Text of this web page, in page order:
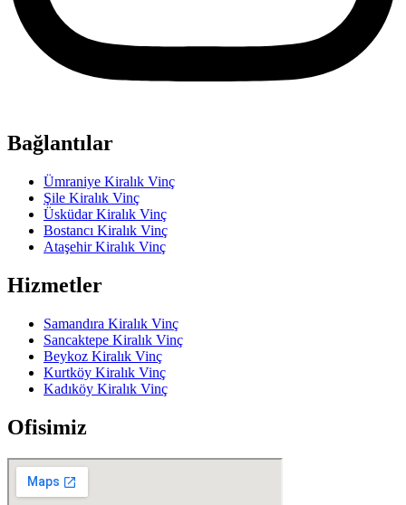
Bağlantılar
Ümraniye Kiralık Vinç
Şile Kiralık Vinç
Üsküdar Kiralık Vinç
Bostancı Kiralık Vinç
Ataşehir Kiralık Vinç
Hizmetler
Samandıra Kiralık Vinç
Sancaktepe Kiralık Vinç
Beykoz Kiralık Vinç
Kurtköy Kiralık Vinç
Kadıköy Kiralık Vinç
Ofisimiz